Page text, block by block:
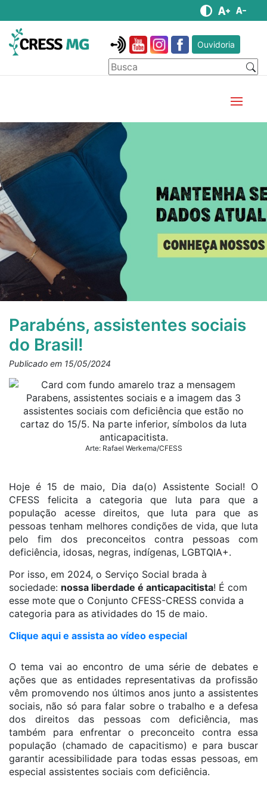
Ouvidoria
Parabéns, assistentes sociais
do Brasil!
Publicado em 15/05/2024
Arte: Rafael Werkema/CFESS
Hoje é 15 de maio, Dia da(o) Assistente Social! O
CFESS felicita a categoria que luta para que a
população acesse direitos, que luta para que as
pessoas tenham melhores condições de vida, que luta
pelo fim dos preconceitos contra pessoas com
deficiência, idosas, negras, indígenas, LGBTQIA+.
Por isso, em 2024, o Serviço Social brada à
sociedade: nossa liberdade é anticapacitista! É com
esse mote que o Conjunto CFESS-CRESS convida a
categoria para as atividades do 15 de maio.
Clique aqui e assista ao vídeo especial
O tema vai ao encontro de uma série de debates e
ações que as entidades representativas da profissão
vêm promovendo nos últimos anos junto a assistentes
sociais, não só para falar sobre o trabalho e a defesa
dos direitos das pessoas com deficiência, mas
também para enfrentar o preconceito contra essa
população (chamado de capacitismo) e para buscar
garantir acessibilidade para todas essas pessoas, em
especial assistentes sociais com deficiência.